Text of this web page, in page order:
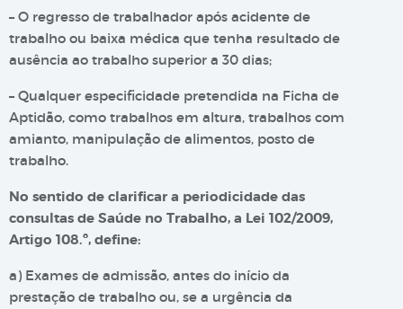
– O regresso de trabalhador após acidente de
trabalho ou baixa médica que tenha resultado de
ausência ao trabalho superior a 30 dias;
– Qualquer especificidade pretendida na Ficha de
Aptidão, como trabalhos em altura, trabalhos com
amianto, manipulação de alimentos, posto de
trabalho.
No sentido de clarificar a periodicidade das
consultas de Saúde no Trabalho, a Lei 102/2009,
Artigo 108.º, define:
a) Exames de admissão, antes do início da
prestação de trabalho ou, se a urgência da